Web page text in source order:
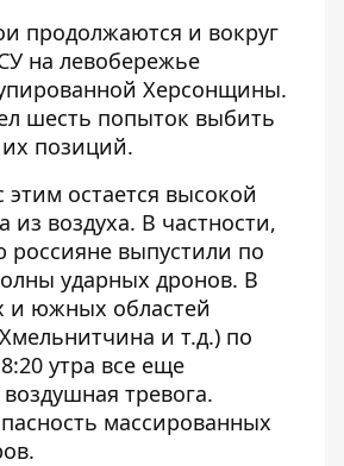
продолжаются и вокруг
на левобережье
Херсонщины.
шесть попыток выбить
позиций.
этим остается высокой
из воздуха. В частности,
россияне выпустили по
ударных дронов. В
и южных областей
и т.д.) по
утра все еще
тревога.
массированных